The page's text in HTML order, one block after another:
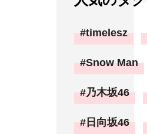
timelesz
Snow Man
乃木坂46
日向坂46